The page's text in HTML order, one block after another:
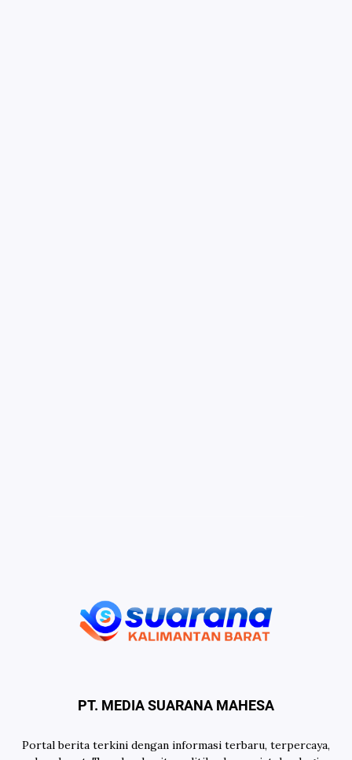
PT. MEDIA SUARANA MAHESA
Portal berita terkini dengan informasi terbaru, terpercaya,